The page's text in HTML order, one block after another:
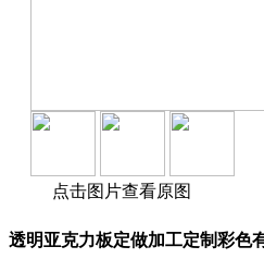
点击图片查看原图
透明亚克力板定做加工定制彩色